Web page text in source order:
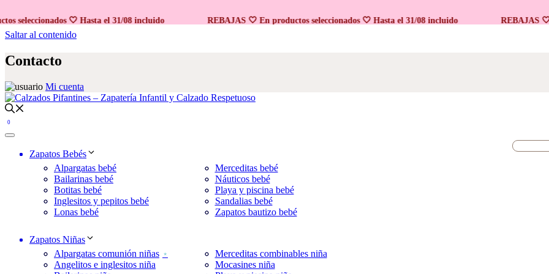
🤍 Hasta el 31/08 incluido REBAJAS 🤍 En productos seleccionados 🤍 Hasta el 31/08 incluido REBAJAS 🤍
Saltar al contenido
Contacto
Mi cuenta
0
Zapatos Bebés
Alpargatas bebé
Bailarinas bebé
Botitas bebé
Inglesitos y pepitos bebé
Lonas bebé
Merceditas bebé
Náuticos bebé
Playa y piscina bebé
Sandalias bebé
Zapatos bautizo bebé
Zapatos Niñas
Alpargatas comunión niñas
Angelitos e inglesitos niña
Merceditas combinables niña
Mocasines niña